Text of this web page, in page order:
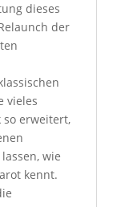
dieses
der
vieles
erweitert,
wie
kennt.